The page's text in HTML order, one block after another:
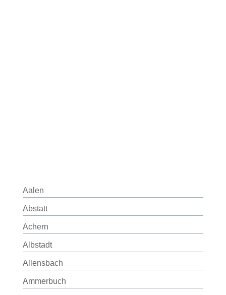
Aalen
Abstatt
Achern
Albstadt
Allensbach
Ammerbuch